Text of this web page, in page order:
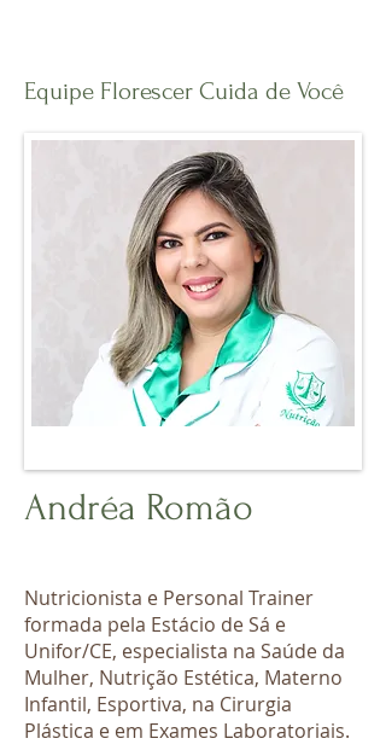
Equipe Florescer Cuida de Você
Andréa Romão
Nutricionista e Personal Trainer
formada pela Estácio de Sá e
Unifor/CE, especialista na Saúde da
Mulher, Nutrição Estética, Materno
Infantil, Esportiva, na Cirurgia
Plástica e em Exames Laboratoriais.